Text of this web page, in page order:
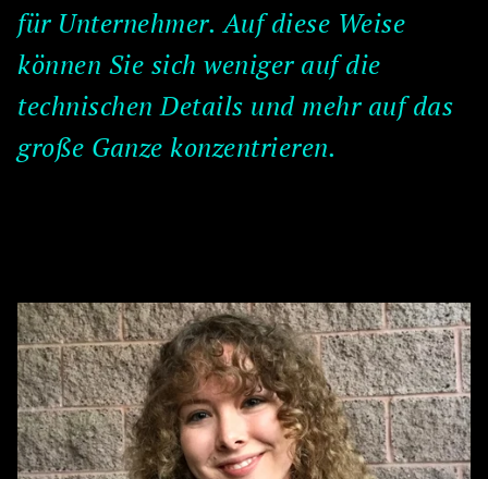
für Unternehmer. Auf diese Weise
können Sie sich weniger auf die
technischen Details und mehr auf das
große Ganze konzentrieren.